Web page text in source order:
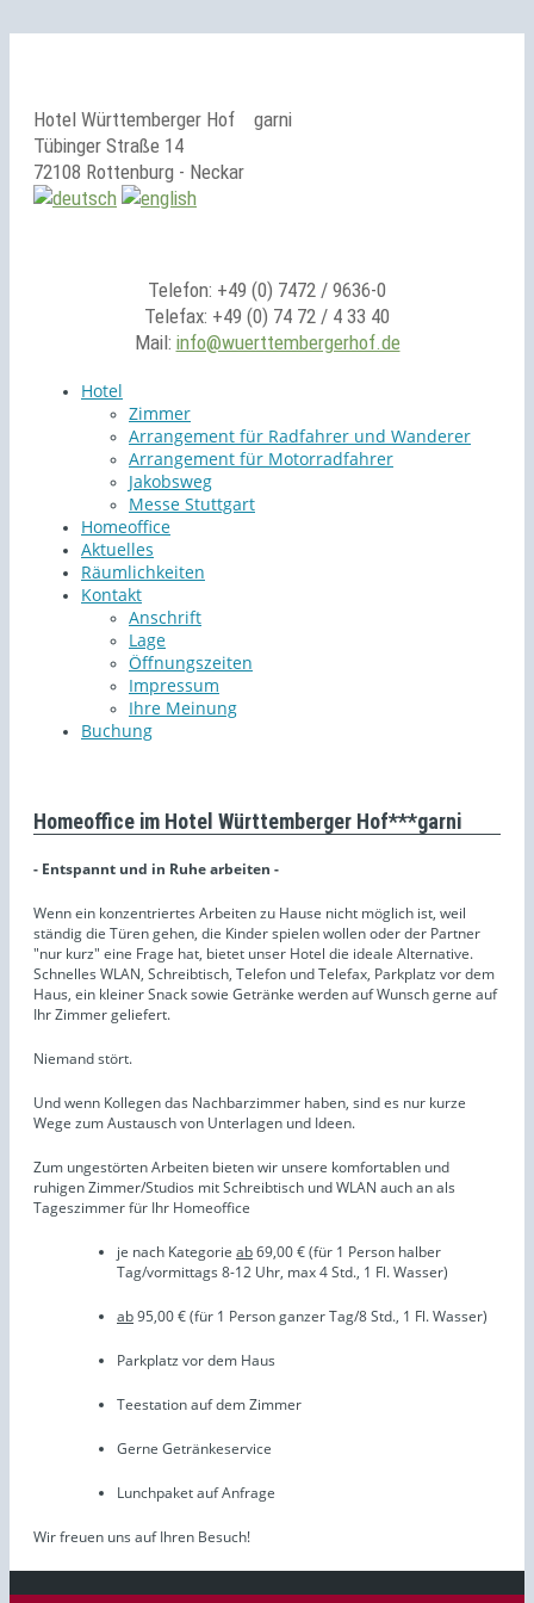
Hotel Württemberger Hof
garni
Tübinger Straße 14
72108 Rottenburg - Neckar
Telefon: +49 (0) 7472 / 9636-0
Telefax: +49 (0) 74 72 / 4 33 40
Mail: info@wuerttembergerhof.de
Hotel
Zimmer
Arrangement für Radfahrer und Wanderer
Arrangement für Motorradfahrer
Jakobsweg
Messe Stuttgart
Homeoffice
Aktuelles
Räumlichkeiten
Kontakt
Anschrift
Lage
Öffnungszeiten
Impressum
Ihre Meinung
Buchung
Homeoffice im Hotel Württemberger Hof***garni
- Entspannt und in Ruhe arbeiten -
Wenn ein konzentriertes Arbeiten zu Hause nicht möglich ist, weil
ständig die Türen gehen, die Kinder spielen wollen oder der Partner
"nur kurz" eine Frage hat, bietet unser Hotel die ideale Alternative.
Schnelles WLAN, Schreibtisch, Telefon und Telefax, Parkplatz vor dem
Haus, ein kleiner Snack sowie Getränke werden auf Wunsch gerne auf
Ihr Zimmer geliefert.
Niemand stört.
Und wenn Kollegen das Nachbarzimmer haben, sind es nur kurze
Wege zum Austausch von Unterlagen und Ideen.
Zum ungestörten Arbeiten bieten wir unsere komfortablen und
ruhigen Zimmer/Studios mit Schreibtisch und WLAN auch an als
Tageszimmer für Ihr Homeoffice
je nach Kategorie ab69,00 € (für 1 Person halber
Tag/vormittags 8-12 Uhr, max 4 Std., 1 Fl. Wasser)
ab95,00 € (für 1 Person ganzer Tag/8 Std., 1 Fl. Wasser)
Parkplatz vor dem Haus
Teestation auf dem Zimmer
Gerne Getränkeservice
Lunchpaket auf Anfrage
Wir freuen uns auf Ihren Besuch!